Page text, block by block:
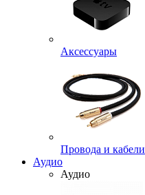
Аксессуары
Провода и кабели
Аудио
Аудио